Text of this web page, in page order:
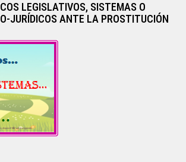
LEGISLATIVOS, SISTEMAS O
JURÍDICOS ANTE LA PROSTITUCIÓN